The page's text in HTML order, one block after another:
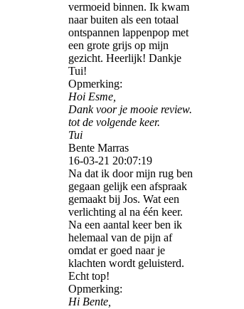
vermoeid binnen. Ik kwam
naar buiten als een totaal
ontspannen lappenpop met
een grote grijs op mijn
gezicht. Heerlijk! Dankje
Tui!
Opmerking:
Hoi Esme,
Dank voor je mooie review.
tot de volgende keer.
Tui
Bente Marras
16-03-21 20:07:19
Na dat ik door mijn rug ben
gegaan gelijk een afspraak
gemaakt bij Jos. Wat een
verlichting al na één keer.
Na een aantal keer ben ik
helemaal van de pijn af
omdat er goed naar je
klachten wordt geluisterd.
Echt top!
Opmerking:
Hi Bente,